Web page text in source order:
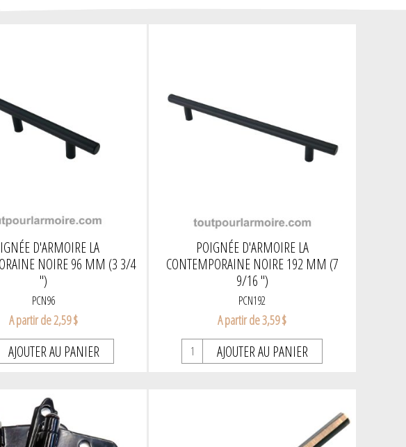
D'ARMOIRE LA
NOIRE 96 MM (3 3/4
")
PCN96
A partir de 2,59 $
AJOUTER AU PANIER
POIGNÉE D'ARMOIRE LA
CONTEMPORAINE NOIRE 192 MM (7
9/16 ")
PCN192
A partir de 3,59 $
AJOUTER AU PANIER